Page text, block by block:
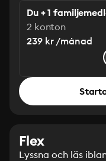
Du + 1
2 konton
239 kr /månad
Flex
Lyssna och läs